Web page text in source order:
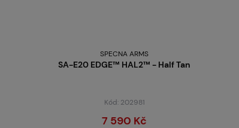
SPECNA ARMS
SA-E20 EDGE™ HAL2™ - Half Tan
Kód: 202981
7 590 Kč